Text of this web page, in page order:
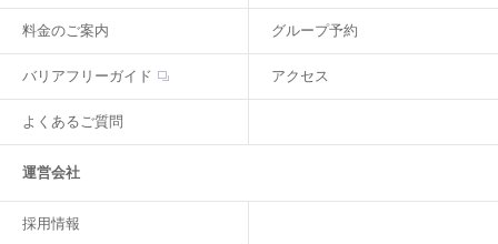
料金のご案内 グループ予約
バリアフリーガイド アクセス
よくあるご質問
運営会社
採用情報